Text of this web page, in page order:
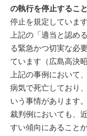
の執行を停止するこ
停止を規定しています
上記の「適当と認め
る緊急かつ切実な必
ています（広島高決
上記の事例において
病気で死亡しており
いう事情があります。
裁判例においても、
すい傾向にあること